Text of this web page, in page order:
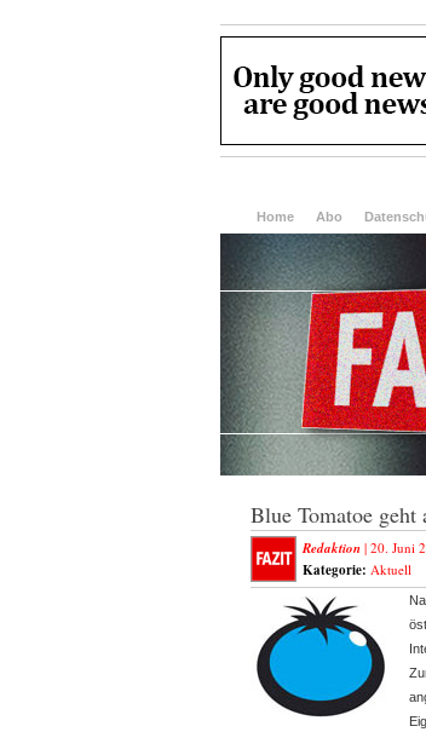
Home Abo
Blue Tomatoe geht
Redaktion | 20. Juni
Kategorie: Aktuell